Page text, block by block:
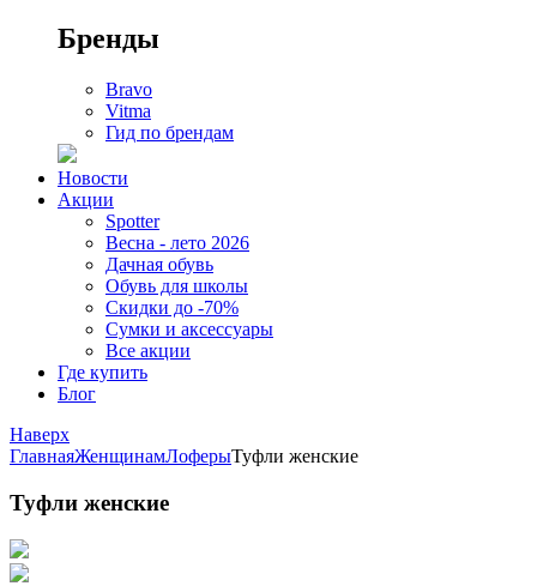
Бренды
Bravo
Vitma
Гид по брендам
Новости
Акции
Spotter
Весна - лето 2026
Дачная обувь
Обувь для школы
Скидки до -70%
Сумки и аксессуары
Все акции
Где купить
Блог
Наверх
ГлавнаяЖенщинамЛоферыТуфли женские
Туфли женские